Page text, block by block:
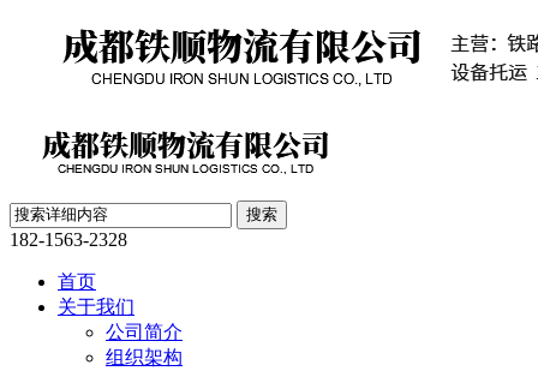
182-1563-2328
首页
关于我们
公司简介
组织架构